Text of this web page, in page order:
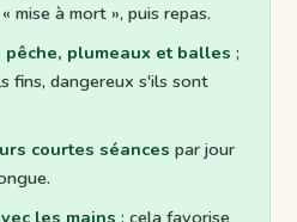
mise à mort », puis repas.
pêche, plumeaux et balles ;
fins, dangereux s'ils sont
courtes séances par jour